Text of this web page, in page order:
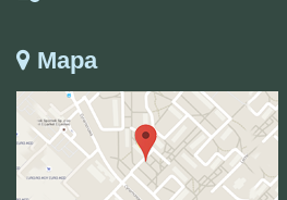
Mapa